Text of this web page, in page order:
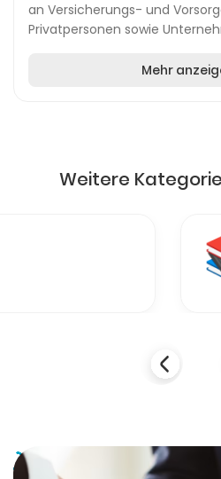
an Versicherungs- und
Privatpersonen sowie
Mehr
Weitere
Bildung &